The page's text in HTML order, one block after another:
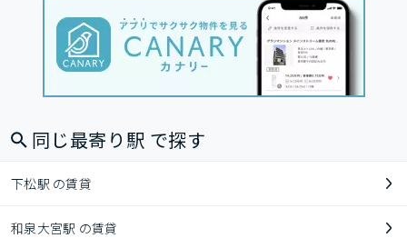
同じ最寄り駅 で探す
下松駅 の賃貸
和泉大宮駅 の賃貸